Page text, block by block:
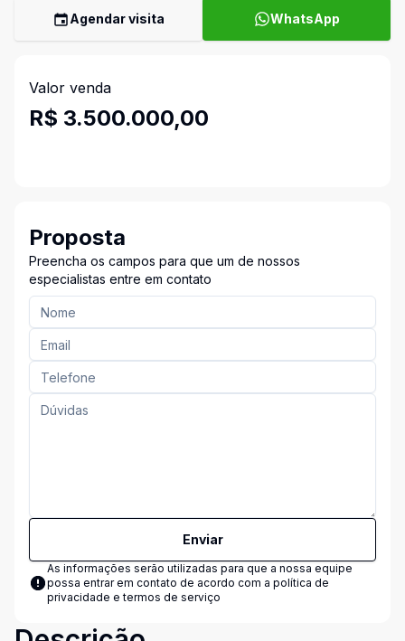
Agendar visita WhatsApp
Valor venda
R$ 3.500.000,00
Proposta
Preencha os campos para que um de nossos
especialistas entre em contato
Enviar
As informações serão utilizadas para que a nossa equipe
possa entrar em contato de acordo com a política de
privacidade e termos de serviço